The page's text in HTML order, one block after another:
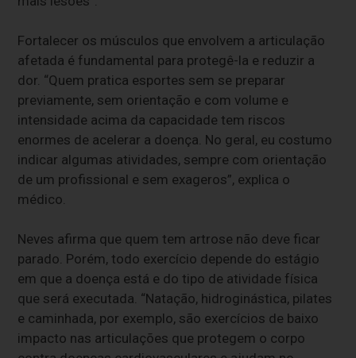
Fortalecer os músculos que envolvem a articulação
afetada é fundamental para protegê-la e reduzir a
dor. “Quem pratica esportes sem se preparar
previamente, sem orientação e com volume e
intensidade acima da capacidade tem riscos
enormes de acelerar a doença. No geral, eu costumo
indicar algumas atividades, sempre com orientação
de um profissional e sem exageros”, explica o
médico.
Neves afirma que quem tem artrose não deve ficar
parado. Porém, todo exercício depende do estágio
em que a doença está e do tipo de atividade física
que será executada. “Natação, hidroginástica, pilates
e caminhada, por exemplo, são exercícios de baixo
impacto nas articulações que protegem o corpo